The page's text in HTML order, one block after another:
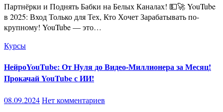
Партнёрки и Поднять Бабки на Белых Каналах! 💵🚀 YouTube
в 2025: Вход Только для Тех, Кто Хочет Зарабатывать по-
крупному! YouTube — это…
Курсы
НейроYouTube: От Нуля до Видео-Миллионера за Месяц!
Прокачай YouTube с ИИ!
08.09.2024Нет комментариев